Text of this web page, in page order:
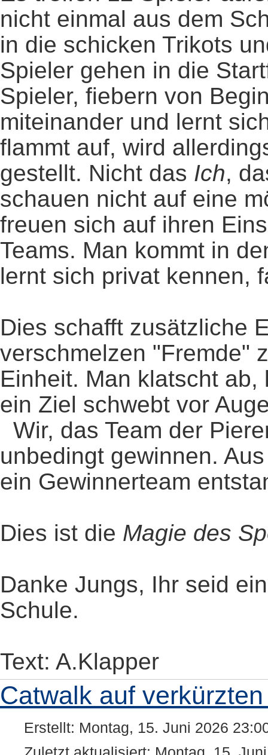
nicht einmal aus dem
in die schicken Trikots
Spieler gehen in die
Spieler, fiebern von
miteinander und lernt
flammt auf, wird
gestellt. Nicht das Ich,
schauen nicht auf eine
freuen sich auf ihren
Teams. Man kommt in
lernt sich privat kennen,
Dies schafft zusätzliche
verschmelzen "Fremde"
Einheit. Man klatscht
ein Ziel schwebt vor
Wir, das Team der
unbedingt gewinnen.
ein Gewinnerteam
Dies ist die Magie des
Danke Jungs, Ihr seid
Schule.
Text: A.Klapper
Catwalk auf
Erstellt: Montag, 15. Juni 2026